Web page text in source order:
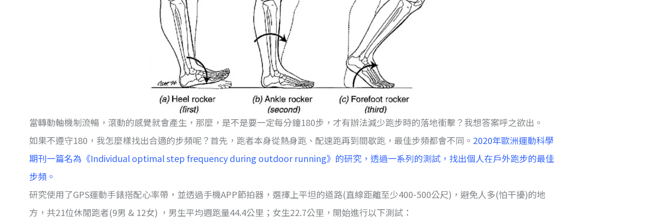
當轉動軸機制流暢，滾動的感覺就會產生，那麼，是不是要一定每分鐘180步，才有辦法減少跑步時的落地衝擊？我想答案呼之欲出。
如果不遵守180，我怎麼樣找出合適的步頻呢？首先，跑者本身從熱身跑、配速跑再到間歇跑，最佳步頻都會不同。 2020年歐洲運動科學
期刊一篇名為《Individual optimal step frequency during outdoor running》的研究，透過一系列的測試，找出個人在戶外跑步的最佳
步頻。
研究使用了GPS運動手錶搭配心率帶，並透過手機APP節拍器，選擇上平坦的道路(直線距離至少400-500公尺)，避免人多(怕干擾)的地
方，共21位休閒跑者(9男 & 12女) ，男生平均週跑量44.4公里；女生22.7公里，開始進行以下測試：